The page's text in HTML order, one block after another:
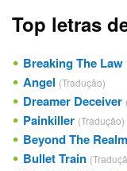
Top letras
Breaking The Law
Angel (Tradução)
Dreamer Deceiver
Painkiller (Tradução)
Beyond The
Bullet Train